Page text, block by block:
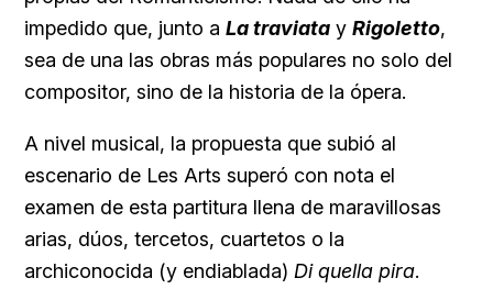
impedido que, junto a La traviata y Rigoletto,
sea de una las obras más populares no solo del
compositor, sino de la historia de la ópera.
A nivel musical, la propuesta que subió al
escenario de Les Arts superó con nota el
examen de esta partitura llena de maravillosas
arias, dúos, tercetos, cuartetos o la
archiconocida (y endiablada) Di quella pira.